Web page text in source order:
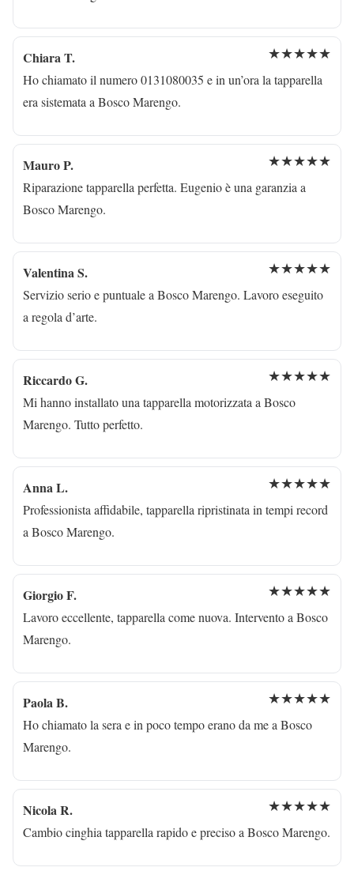
Chiara T. ★★★★★
Ho chiamato il numero 0131080035 e in un’ora la tapparella
era sistemata a Bosco Marengo.
Mauro P. ★★★★★
Riparazione tapparella perfetta. Eugenio è una garanzia a
Bosco Marengo.
Valentina S. ★★★★★
Servizio serio e puntuale a Bosco Marengo. Lavoro eseguito
a regola d’arte.
Riccardo G. ★★★★★
Mi hanno installato una tapparella motorizzata a Bosco
Marengo. Tutto perfetto.
Anna L. ★★★★★
Professionista affidabile, tapparella ripristinata in tempi record
a Bosco Marengo.
Giorgio F. ★★★★★
Lavoro eccellente, tapparella come nuova. Intervento a Bosco
Marengo.
Paola B. ★★★★★
Ho chiamato la sera e in poco tempo erano da me a Bosco
Marengo.
Nicola R. ★★★★★
Cambio cinghia tapparella rapido e preciso a Bosco Marengo.